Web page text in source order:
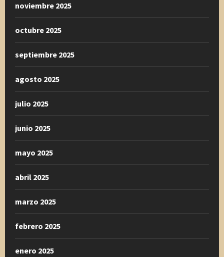
noviembre 2025
octubre 2025
septiembre 2025
agosto 2025
julio 2025
junio 2025
mayo 2025
abril 2025
marzo 2025
febrero 2025
enero 2025